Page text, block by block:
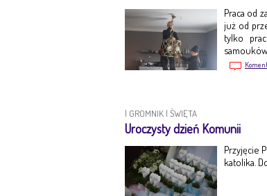
Praca od
już od
tylko
| GROMNIK | ŚWIĘTA
Uroczysty dzień Komunii
Przyjęcie
katolika.